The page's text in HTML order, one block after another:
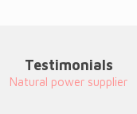
Testimonials
Natural power supplier